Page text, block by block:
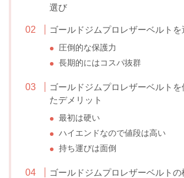
選び
ゴールドジムプロレザーベルト
圧倒的な保護力
長期的にはコスパ抜群
ゴールドジムプロレザーベルトを
たデメリット
最初は硬い
ハイエンドなので値段は高い
持ち運びは面倒
ゴールドジムプロレザーベルトの